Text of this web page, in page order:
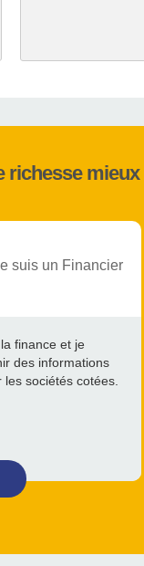
richesse mieux
suis un Financier
finance et je
des informations
sociétés cotées.